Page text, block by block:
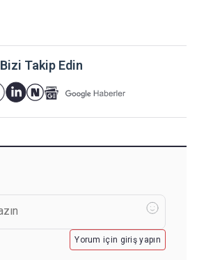
Bizi Takip Edin
Yorum için giriş yapın